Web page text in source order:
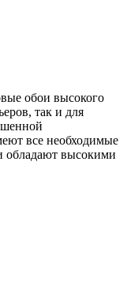
обои высокого
так и для
все необходимые
высокими